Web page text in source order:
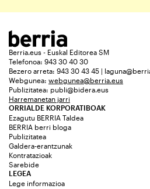
Berria.eus - Euskal Editorea SM
Telefonoa: 943 30 40 30
Bezero arreta: 943 30 43 45 |
Webgunea: webgunea@berria.eus
Publizitatea: publi@bidera.eus
Harremanetan jarri
ORRIALDE KORPORATIBOAK
Ezagutu BERRIA Taldea
BERRIA berri bloga
Publizitatea
Galdera-erantzunak
Kontratazioak
Sarebide
LEGEA
Lege informazioa